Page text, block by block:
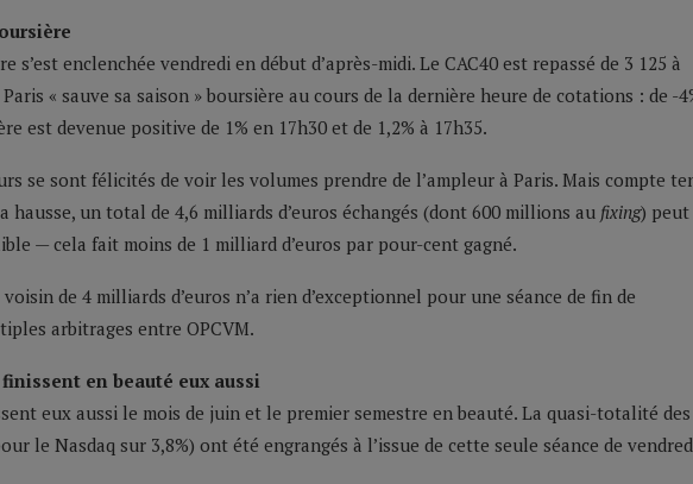
s’est enclenchée vendredi en début d’après-midi. Le CAC40 est repassé de 3 125 à
« sauve sa saison » boursière au cours de la dernière heure de cotations : de -
est devenue positive de 1% en 17h30 et de 1,2% à 17h35.
se sont félicités de voir les volumes prendre de l’ampleur à Paris. Mais compte
hausse, un total de 4,6 milliards d’euros échangés (dont 600 millions au fixing) peut
— cela fait moins de 1 milliard d’euros par pour-cent gagné.
de 4 milliards d’euros n’a rien d’exceptionnel pour une séance de fin de
arbitrages entre OPCVM.
en beauté eux aussi
eux aussi le mois de juin et le premier semestre en beauté. La quasi-totalité des
le Nasdaq sur 3,8%) ont été engrangés à l’issue de cette seule séance de